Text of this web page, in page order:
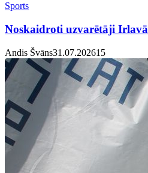
Sports
Noskaidroti uzvarētāji Irlavā
Andis Švāns31.07.20261 5